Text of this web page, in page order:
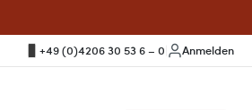
+49 (0)4206 30 53 6 – 0 Anmelden